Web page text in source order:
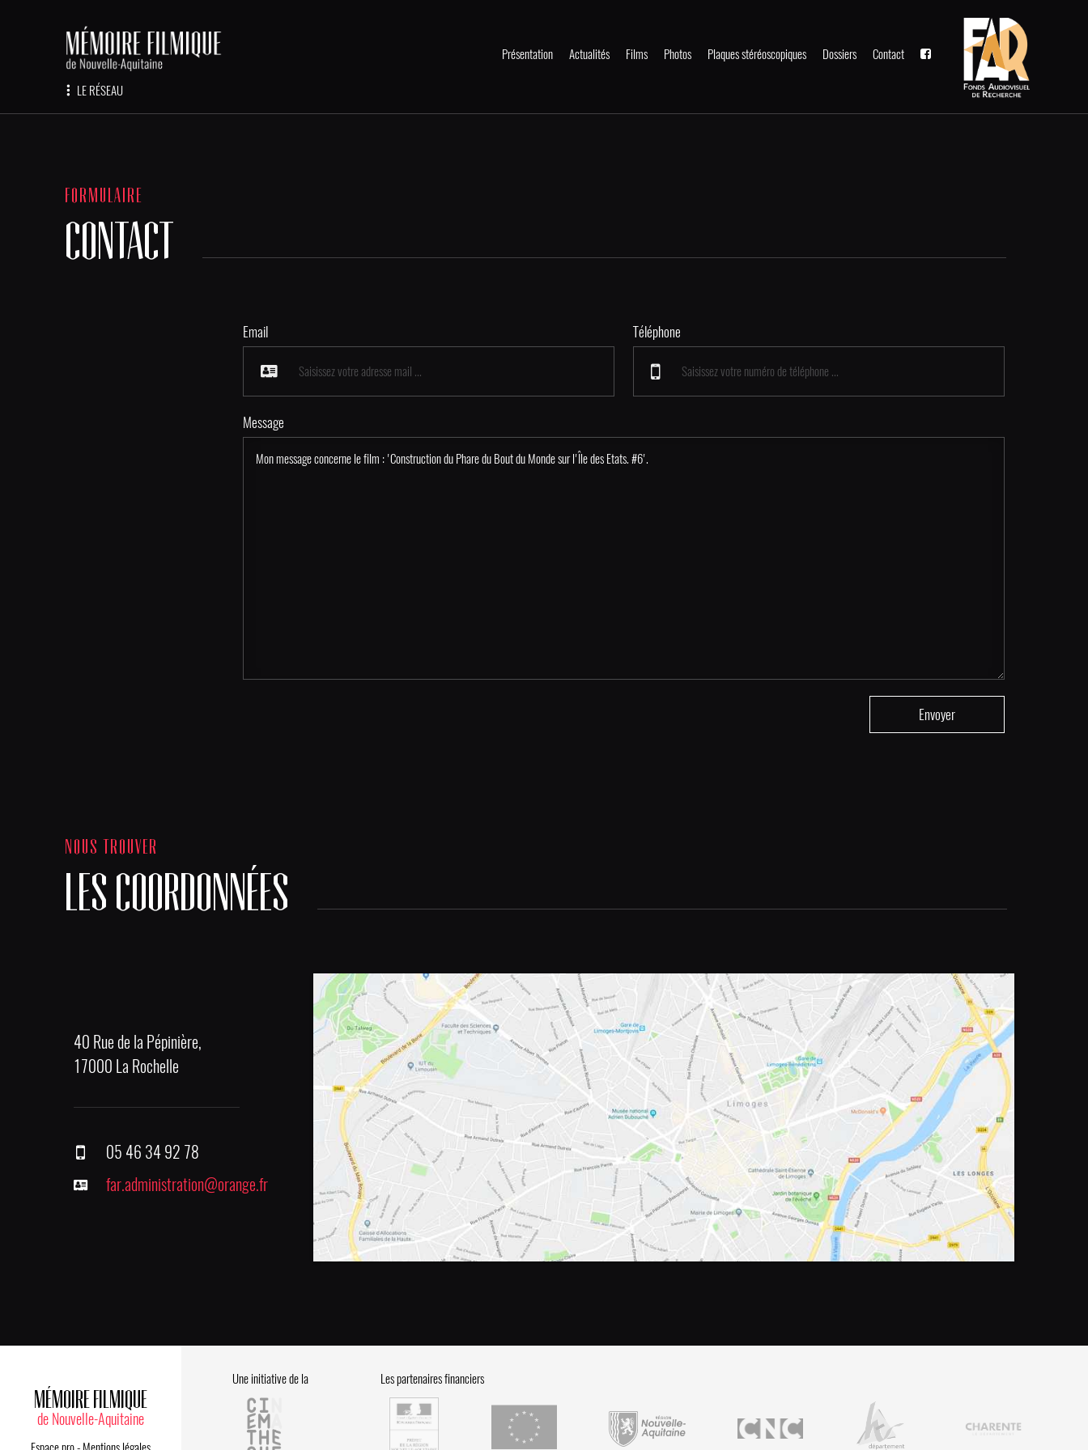
LE RÉSEAU
Présentation Actualités Films Photos Plaques stéréoscopiques Dossiers Contact
FORMULAIRE
CONTACT
Email Téléphone
Message
NOUS TROUVER
LES COORDONNÉES
40 Rue de la Pépinière,
17000 La Rochelle
05 46 34 92 78
far.administration@orange.fr
MÉMOIRE FILMIQUE
de Nouvelle-Aquitaine
Une initiative de la Les partenaires financiers